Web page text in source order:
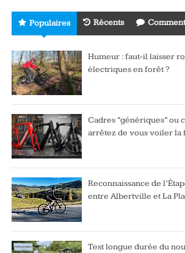
Populaires Récents
Humeur : faut-il laisser
électriques en forêt ?
Cadres “génériques” ou
arrêtez de vous voiler la
Reconnaissance de
entre Albertville et La
Test longue durée du